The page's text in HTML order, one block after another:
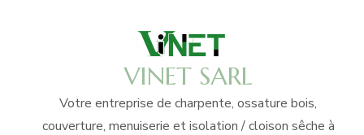
VINET SARL
Votre entreprise de charpente, ossature bois,
couverture, menuiserie et isolation / cloison sêche à